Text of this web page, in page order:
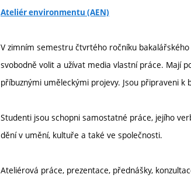
Ateliér environmentu (AEN)
V zimním semestru čtvrtého ročníku
svobodně volit a užívat media vlastní práce. Mají
příbuznými uměleckými projevy. Jsou připraveni k
Studenti jsou schopni samostatné práce, jejího
dění v umění, kultuře a také ve společnosti.
Ateliérová práce, prezentace, přednášky,